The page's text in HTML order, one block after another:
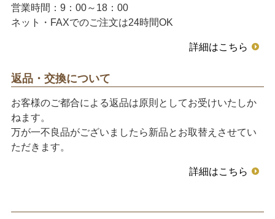
営業時間：9：00～18：00
ネット・FAXでのご注文は24時間OK
詳細はこちら
返品・交換について
お客様のご都合による返品は原則としてお受けいたしか
ねます。
万が一不良品がございましたら新品とお取替えさせてい
ただきます。
詳細はこちら